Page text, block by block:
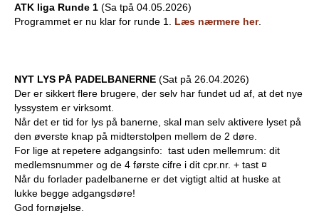
ATK liga Runde 1 (Sa tpå 04.05.2026)
Programmet er nu klar for runde 1. Læs nærmere her.
NYT LYS PÅ PADELBANERNE (Sat på 26.04.2026)
Der er sikkert flere brugere, der selv har fundet ud af, at det nye
lyssystem er virksomt.
Når det er tid for lys på banerne, skal man selv aktivere lyset på
den øverste knap på midterstolpen mellem de 2 døre.
For lige at repetere adgangsinfo: tast uden mellemrum: dit
medlemsnummer og de 4 første cifre i dit cpr.nr. + tast ¤
Når du forlader padelbanerne er det vigtigt altid at huske at
lukke begge adgangsdøre!
God fornøjelse.